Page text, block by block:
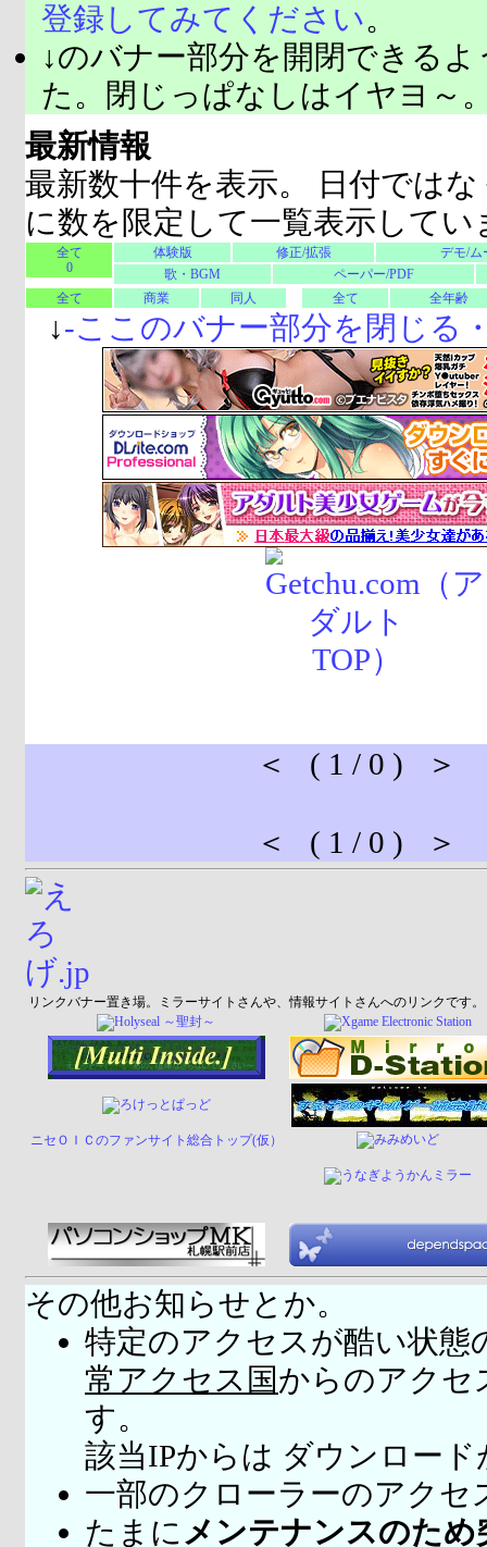
登録してみてください。
↓のバナー部分を開閉できる
た。閉じっぱなしはイヤヨ～
最新情報
最新数十件を表示。 日付では
に数を限定して一覧表示してい
全て
0
体験版 修正/拡張
デモ/ム
歌・BGM
ペーパー/PDF
全て
商業 同人 全て 全年齢
↓-ここのバナー部分を閉じる
＜ ( 1 / 0 ) ＞
＜ ( 1 / 0 ) ＞
リンクバナー置き場。ミラーサイトさんや、情報サイトさんへのリンクです。
ニセＯＩＣのファンサイト総合トップ(仮）
その他お知らせとか。
特定のアクセスが酷い状態
常アクセス国からのアクセ
す。
該当IPからは ダウンロー
一部のクローラーのアクセ
たまに メンテナンスのため